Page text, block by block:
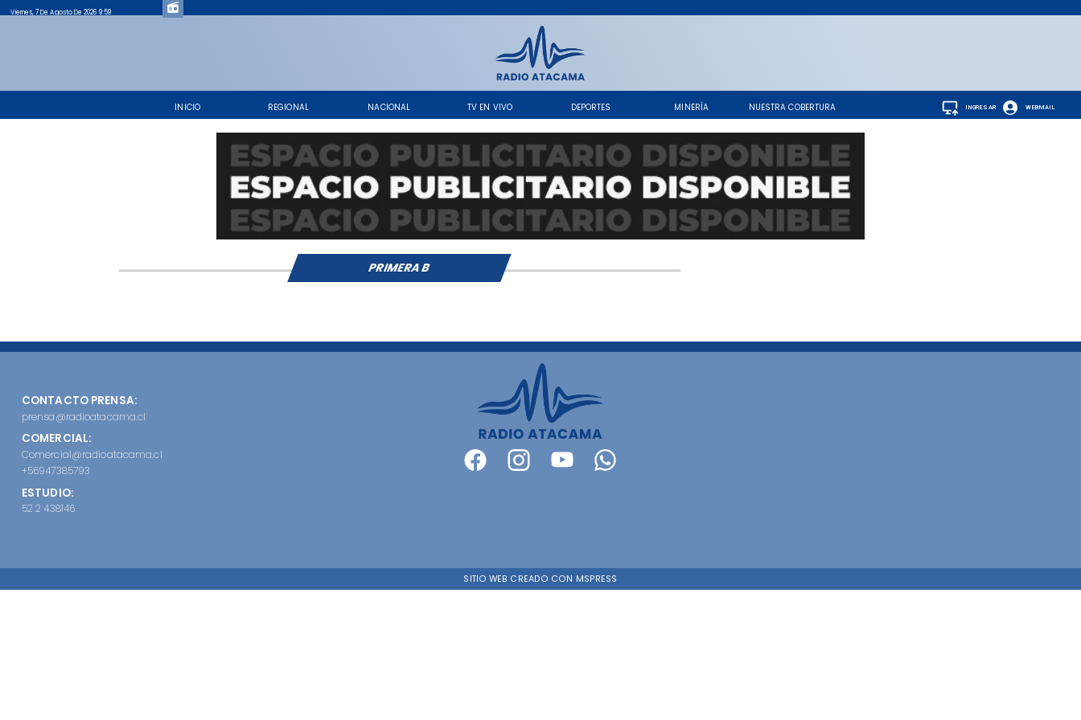
INICIO REGIONAL NACIONAL TV EN VIVO DEPORTES MINERÍA NUESTRA COBERTURA
Viernes, 7 De Agosto De 2026 9:59
WEBMAIL
INGRESAR
PRIMERA B
SITIO WEB CREADO CON MSPRESS
CONTACTO PRENSA:
COMERCIAL:
+56947385793
prensa@radioatacama.cl
Comercial@radioatacama.cl
ESTUDIO:
52 2 438146